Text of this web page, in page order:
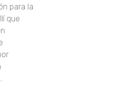
para la
que